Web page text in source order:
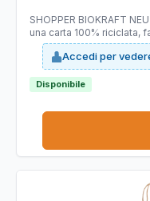
SHOPPER BIOKRAFT
una carta 100% riciclata,
selezionati di altissima
prodotto e di
COMPOSTABILE.
140gr.
Accedi per
Disponibile